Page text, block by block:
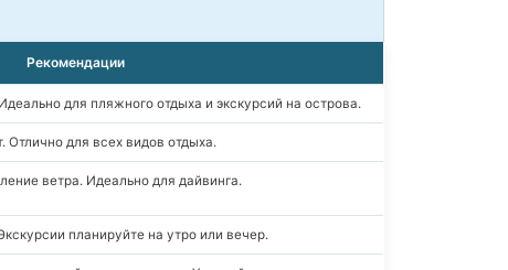
Рекомендации
для пляжного отдыха и экскурсий на острова.
для всех видов отдыха.
ветра. Идеально для дайвинга.
планируйте на утро или вечер.